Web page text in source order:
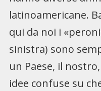
latinoamericane.
qui da noi i
sinistra) sono
un Paese, il
idee confuse su